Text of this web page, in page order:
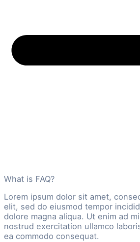
What is FAQ?
Lorem ipsum dolor sit amet,
elit, sed do eiusmod tempor
dolore magna aliqua. Ut enim ad
nostrud exercitation ullamco
ea commodo consequat.